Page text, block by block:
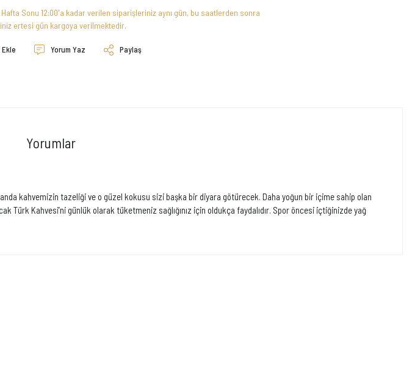
Hafta Sonu 12:00'a kadar verilen siparişleriniz aynı gün, bu saatlerden sonra
ertesi gün kargoya verilmektedir.
Yorum Yaz Paylaş
Yorumlar
kahvemizin tazeliği ve o güzel kokusu sizi başka bir diyara götürecek. Daha yoğun bir içime sahip olan
Kahvesi’ni günlük olarak tüketmeniz sağlığınız için oldukça faydalıdır. Spor öncesi içtiğinizde yağ